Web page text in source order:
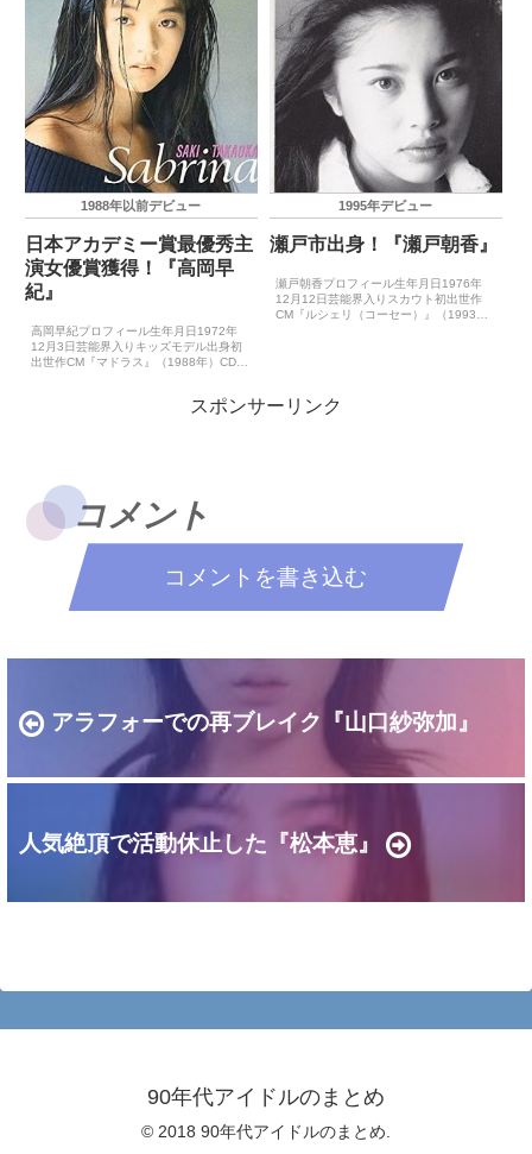
1988年以前デビュー
日本アカデミー賞最優秀主
演女優賞獲得！『高岡早
紀』
高岡早紀プロフィール生年月日1972年
12月3日芸能界入りキッズモデル出身初
出世作CM『マドラス』（1988年）CDデ
映画賞受賞歴（主演賞、助演賞、新人
1995年デビュー
瀬戸市出身！『瀬戸朝香』
瀬戸朝香プロフィール生年月日1976年
12月12日芸能界入りスカウト初出世作
CM『ルシェリ（コーセー）』（1993年
スポンサーリンク
コメント
コメントを書き込む
アラフォーでの再ブレイク『山口紗弥加』
人気絶頂で活動休止した『松本恵』
90年代アイドルのまとめ
© 2018 90年代アイドルのまとめ.